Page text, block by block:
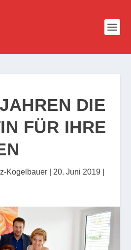
DIE
FÜR IHRE
Kogelbauer 20. Juni 2019